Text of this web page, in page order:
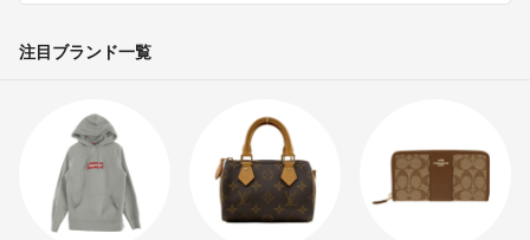
注目ブランド一覧